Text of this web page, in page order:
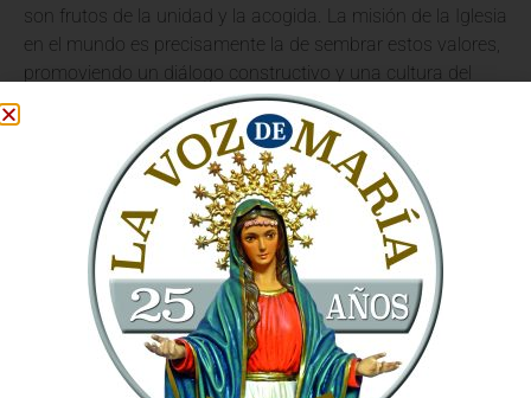
son frutos de la unidad y la acogida. La misión de la Iglesia
en el mundo es precisamente la de sembrar estos valores,
promoviendo un diálogo constructivo y una cultura del
encuentro. El Santo Padre ha invitado a los católicos a ser
agentes de paz en sus familias, comunidades y en la
sociedad en general, inspirados por el amor de Cristo.
La visita del Papa a Barcelona no ha sido solo un evento
litúrgico, sino una profunda experiencia de fe que busca
fortalecer la identidad católica y renovar el compromiso
evangelizador. ElVaticano, a través de las palabras y
gestos de Su Santidad, reafirma su guía para la Iglesia
universal.